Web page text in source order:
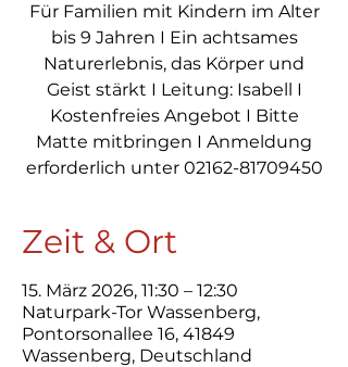
Für Familien mit Kindern im Alter
bis 9 Jahren I Ein achtsames
Naturerlebnis, das Körper und
Geist stärkt I Leitung: Isabell I
Kostenfreies Angebot I Bitte
Matte mitbringen I Anmeldung
erforderlich unter 02162-81709450
Zeit & Ort
15. März 2026, 11:30 – 12:30
Naturpark-Tor Wassenberg,
Pontorsonallee 16, 41849
Wassenberg, Deutschland